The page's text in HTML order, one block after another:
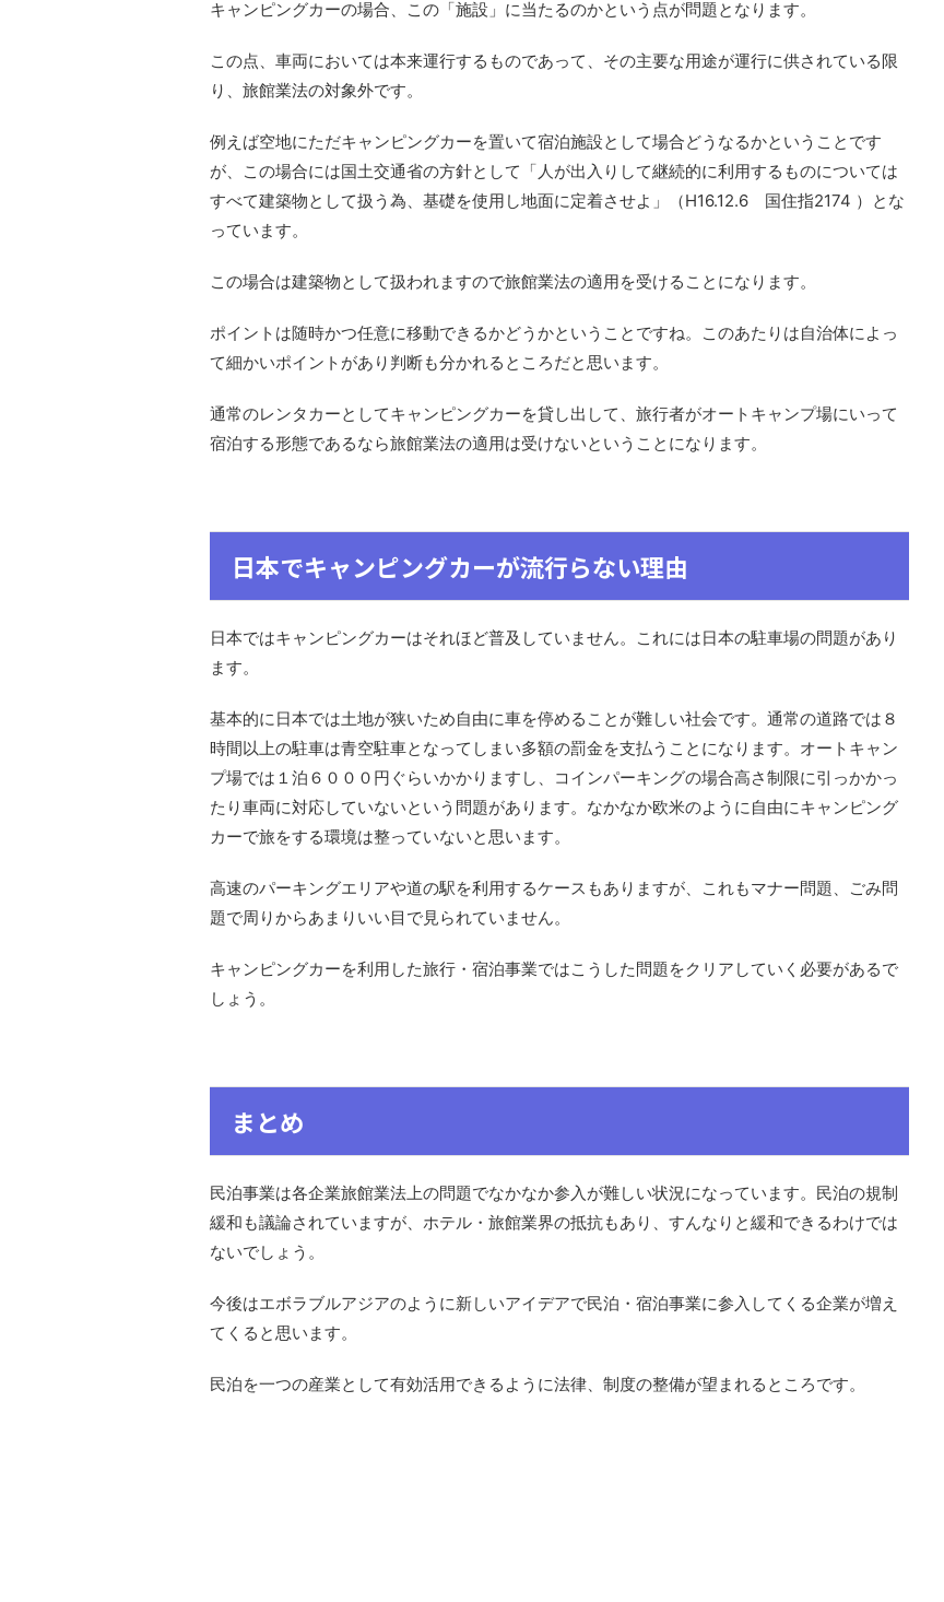
キャンピングカーの場合、この「施設」に当たるのかという点が問題となります。
この点、車両においては本来運行するものであって、その主要な用途が運行に供されている限
り、旅館業法の対象外です。
例えば空地にただキャンピングカーを置いて宿泊施設として場合どうなるかということです
が、この場合には国土交通省の方針として「人が出入りして継続的に利用するものについては
すべて建築物として扱う為、基礎を使用し地面に定着させよ」（H16.12.6 国住指2174 ）とな
っています。
この場合は建築物として扱われますので旅館業法の適用を受けることになります。
ポイントは随時かつ任意に移動できるかどうかということですね。このあたりは自治体によっ
て細かいポイントがあり判断も分かれるところだと思います。
通常のレンタカーとしてキャンピングカーを貸し出して、旅行者がオートキャンプ場にいって
宿泊する形態であるなら旅館業法の適用は受けないということになります。
日本でキャンピングカーが流行らない理由
日本ではキャンピングカーはそれほど普及していません。これには日本の駐車場の問題があり
ます。
基本的に日本では土地が狭いため自由に車を停めることが難しい社会です。通常の道路では８
時間以上の駐車は青空駐車となってしまい多額の罰金を支払うことになります。オートキャン
プ場では１泊６０００円ぐらいかかりますし、コインパーキングの場合高さ制限に引っかかっ
たり車両に対応していないという問題があります。なかなか欧米のように自由にキャンピング
カーで旅をする環境は整っていないと思います。
高速のパーキングエリアや道の駅を利用するケースもありますが、これもマナー問題、ごみ問
題で周りからあまりいい目で見られていません。
キャンピングカーを利用した旅行・宿泊事業ではこうした問題をクリアしていく必要があるで
しょう。
まとめ
民泊事業は各企業旅館業法上の問題でなかなか参入が難しい状況になっています。民泊の規制
緩和も議論されていますが、ホテル・旅館業界の抵抗もあり、すんなりと緩和できるわけでは
ないでしょう。
今後はエボラブルアジアのように新しいアイデアで民泊・宿泊事業に参入してくる企業が増え
てくると思います。
民泊を一つの産業として有効活用できるように法律、制度の整備が望まれるところです。